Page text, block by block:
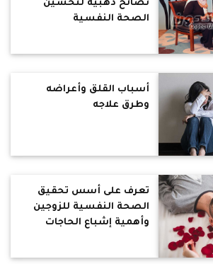
نصائح ذهبية لتحسين
الصحة النفسية
أسباب القلق وأعراضه
وطرق علاجه
تعرف على أسس تحقيق
الصحة النفسية للزوجين
وأهمية إشباع الحاجات